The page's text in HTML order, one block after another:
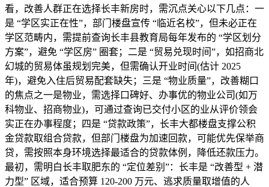
看，改善人群正在选择长丰新房时，需沉点关心以下几点：一
是 “学区实正在性”，部门楼盘宣传 “临近名校”，但未必正在
学区范畴内，需提前查询长丰县教育局每年发布的 “学区划分
方案”，避免 “学区房” 圈套；二是 “贸易兑现时间”，如招商北
幻城的贸易体虽规划完美，但需确认开业时间(估计 2025
年)，避免入住后贸易配套缺失；三是 “物业质量”，改善糊口
的焦点之一是物业，需选择口碑好、办事优的物业公司(如万
科物业、招商物业)，可通过查询已交付小区的业从评价领会
实正在办事程度；四是 “贷款政策”，长丰大都楼盘支撑公积
金贷款取组合贷款，但部门楼盘为加速回款，可能优先保举商
贷，需按照本身环境选择最适合的贷款体例，降低还款压力。
最初，需明白长丰取肥东的 “定位差别”：长丰是 “改善型 + 潜
力型” 区域，适合预算 120-200 万元、逃求质量取增值的人